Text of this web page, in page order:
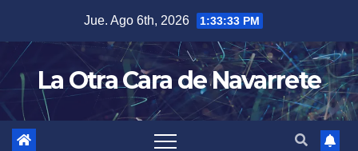
content
Jue. Ago 6th, 2026 1:33:34 PM
La Otra Cara de Navarrete